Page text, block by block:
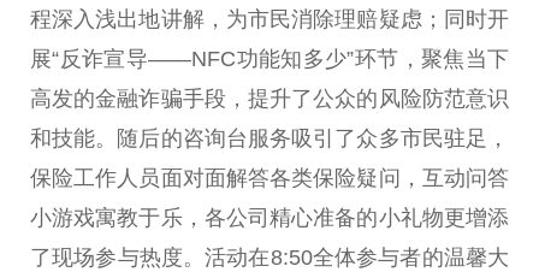
程深入浅出地讲解，为市民消除理赔疑虑；同时开
展“反诈宣导——NFC功能知多少”环节，聚焦当下
高发的金融诈骗手段，提升了公众的风险防范意识
和技能。随后的咨询台服务吸引了众多市民驻足，
保险工作人员面对面解答各类保险疑问，互动问答
小游戏寓教于乐，各公司精心准备的小礼物更增添
了现场参与热度。活动在8:50全体参与者的温馨大